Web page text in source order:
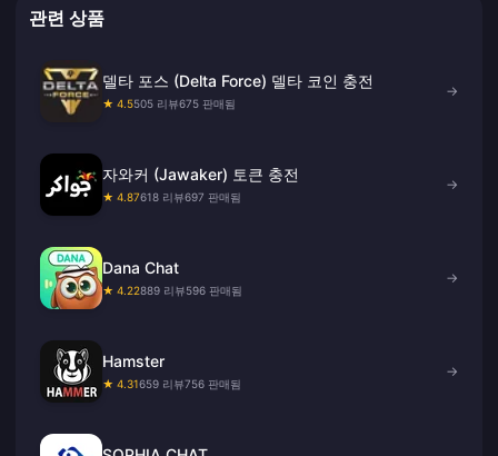
관련 상품
델타 포스 (Delta Force) 델타 코인 충전
★ 4.5505 리뷰675 판매됨
→
자와커 (Jawaker) 토큰 충전
★ 4.87618 리뷰697 판매됨
→
Dana Chat
★ 4.22889 리뷰596 판매됨
→
Hamster
★ 4.31659 리뷰756 판매됨
→